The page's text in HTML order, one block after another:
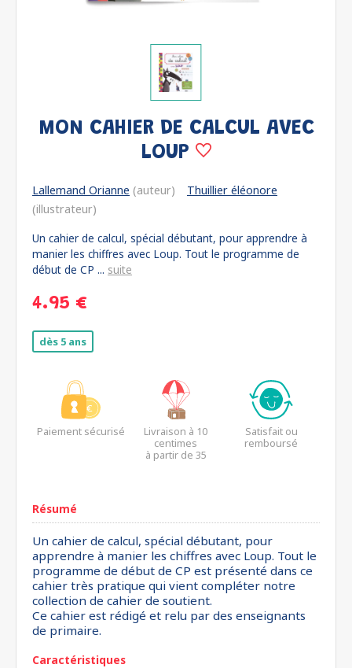
MON CAHIER DE CALCUL AVEC
LOUP
Lallemand Orianne (auteur)
Thuillier éléonore
(illustrateur)
Un cahier de calcul, spécial débutant, pour apprendre à
manier les chiffres avec Loup. Tout le programme de
début de CP ... suite
4.95 €
dès 5 ans
Paiement sécurisé
Livraison à 10
centimes
à partir de 35
Satisfait ou
remboursé
Résumé
Un cahier de calcul, spécial débutant, pour
apprendre à manier les chiffres avec Loup. Tout le
programme de début de CP est présenté dans ce
cahier très pratique qui vient compléter notre
collection de cahier de soutient.
Ce cahier est rédigé et relu par des enseignants
de primaire.
Caractéristiques